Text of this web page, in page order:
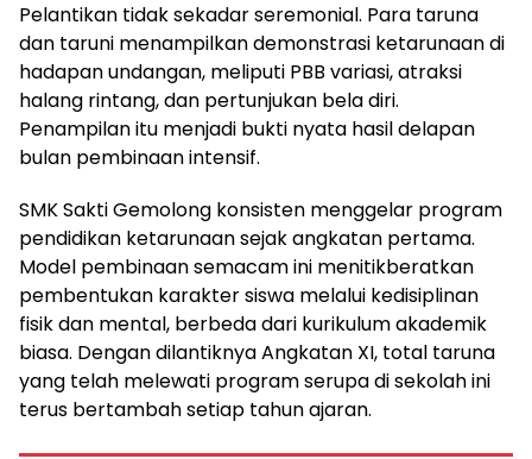
Pelantikan tidak sekadar seremonial. Para taruna
dan taruni menampilkan demonstrasi ketarunaan di
hadapan undangan, meliputi PBB variasi, atraksi
halang rintang, dan pertunjukan bela diri.
Penampilan itu menjadi bukti nyata hasil delapan
bulan pembinaan intensif.
SMK Sakti Gemolong konsisten menggelar program
pendidikan ketarunaan sejak angkatan pertama.
Model pembinaan semacam ini menitikberatkan
pembentukan karakter siswa melalui kedisiplinan
fisik dan mental, berbeda dari kurikulum akademik
biasa. Dengan dilantiknya Angkatan XI, total taruna
yang telah melewati program serupa di sekolah ini
terus bertambah setiap tahun ajaran.